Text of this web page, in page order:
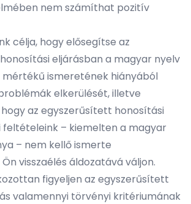
nem számíthat pozitív
célja, hogy elősegítse az
eljárásban a magyar nyelv
ismeretének hiányából
elkerülését, illetve
az egyszerűsített honosítási
feltételeink – kiemelten a magyar
– nem kellő ismerte
visszaélés áldozatává váljon.
figyeljen az egyszerűsített
valamennyi törvényi kritériumának